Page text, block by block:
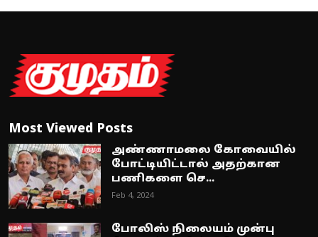
Most Viewed Posts
அண்ணாமலை கோவையில்
போட்டியிட்டால் அதற்கான
பணிகளை செ...
Feb 4, 2024
போலிஸ் நிலையம் முன்பு